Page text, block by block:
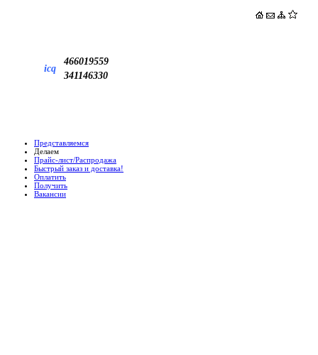
icq
466019559
341146330
Представляемся
Делаем
Прайс-лист/Распродажа
Быстрый заказ и доставка!
Оплатить
Получить
Вакансии